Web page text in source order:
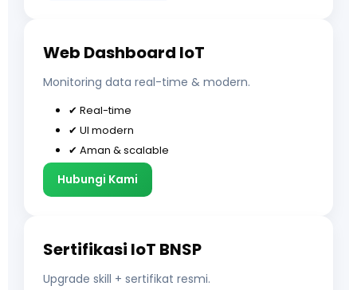
Web Dashboard IoT
Monitoring data real-time & modern.
✔ Real-time
✔ UI modern
✔ Aman & scalable
Hubungi Kami
Sertifikasi IoT BNSP
Upgrade skill + sertifikat resmi.